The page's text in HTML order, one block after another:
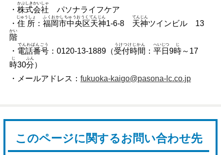
・株式会社
かぶしきかいしゃ
パソナライフケア
・住所
じゅうしょ
：福岡市中央区天神
ふくおかしちゅうおうくてんじん
1-6-8 天神
てんじん
ツインビル 13
階
かい
・ 電話番号
でんわばんごう
：0120-13-1889（受付時間
うけつけじかん
：平日
へいじつ
9時
じ
～17
時
じ
30分
ふん
）
・メールアドレス：fukuoka-kaigo@pasona-lc.co.jp
このページに関するお問い合わせ先